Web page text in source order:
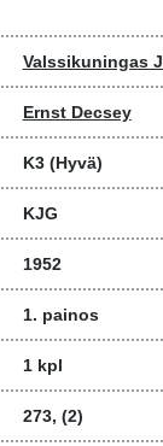
Valssikuningas
Ernst Decsey
K3 (Hyvä)
KJG
1952
1. painos
1 kpl
273, (2)